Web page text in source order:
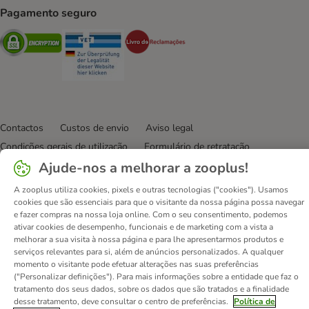
Pagamento seguro
Security Security
Contactos Custos de envio
Aviso legal
Condições gerais de utilização
Formulário de retratação
Métodos de pagamento
Quem somos DSA
Emprego
Política de privacidade
Website Corporativo
Declaração de acessibilidade
© zooplus SE2026
Ajude-nos a melhorar a zooplus!
A zooplus utiliza cookies, pixels e outras tecnologias ("cookies"). Usamos
cookies que são essenciais para que o visitante da nossa página possa navegar
e fazer compras na nossa loja online. Com o seu consentimento, podemos
ativar cookies de desempenho, funcionais e de marketing com a vista a
melhorar a sua visita à nossa página e para lhe apresentarmos produtos e
serviços relevantes para si, além de anúncios personalizados. A qualquer
momento o visitante pode efetuar alterações nas suas preferências
("Personalizar definições"). Para mais informações sobre a entidade que faz o
tratamento dos seus dados, sobre os dados que são tratados e a finalidade
desse tratamento, deve consultar o centro de preferências.
Política de